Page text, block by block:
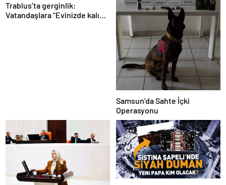
Trablus’ta gerginlik:
Vatandaşlara “Evinizde kalın”
Samsun’da Sahte İçki
Operasyonu